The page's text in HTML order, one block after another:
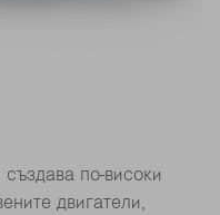
по-високи
двигатели,